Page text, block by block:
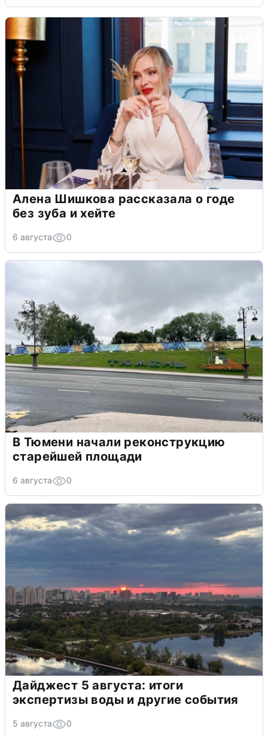
Алена Шишкова рассказала о годе
без зуба и хейте
6 августа 0
В Тюмени начали реконструкцию
старейшей площади
6 августа 0
Дайджест 5 августа: итоги
экспертизы воды и другие события
5 августа 0